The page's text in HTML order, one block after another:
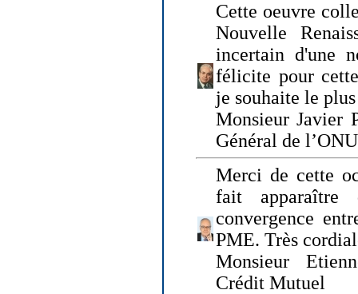
Cette oeuvre
Nouvelle
incertain d'une
félicite pour
je souhaite le
Monsieur Javier
Général de
Merci de cette
fait apparaître
convergence
PME. Très
Monsieur
Crédit Mutuel